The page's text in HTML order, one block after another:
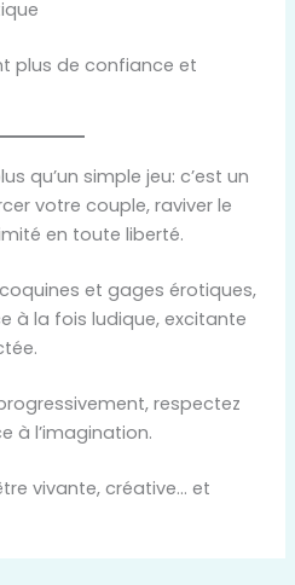
plus de confiance et
qu’un simple jeu: c’est un
votre couple, raviver le
en toute liberté.
et gages érotiques,
à la fois ludique, excitante
respectez
à l’imagination.
vivante, créative… et